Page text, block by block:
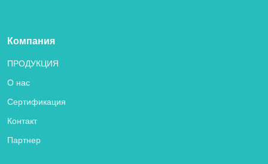
Компания
ПРОДУКЦИЯ
О нас
Сертификация
Контакт
Партнер